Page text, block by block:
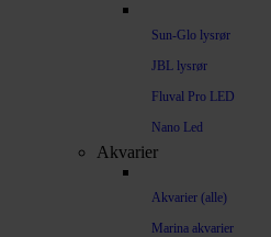
Sun-Glo lysrør
JBL lysrør
Fluval Pro LED
Nano Led
Akvarier
Akvarier (alle)
Marina akvarier